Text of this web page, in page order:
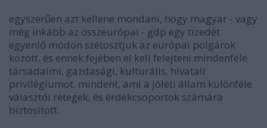
egyszerűen azt kellene mondani, hogy magyar - vagy
még inkább az összeurópai - gdp egy tizedét
egyenlő módon szétosztjuk az európai polgárok
között. és ennek fejében el kell felejteni mindenféle
társadalmi, gazdasági, kulturális, hivatali
privilégiumot. mindent, ami a jóléti állam különféle
választói rétegek, és érdekcsoportok számára
biztosított.